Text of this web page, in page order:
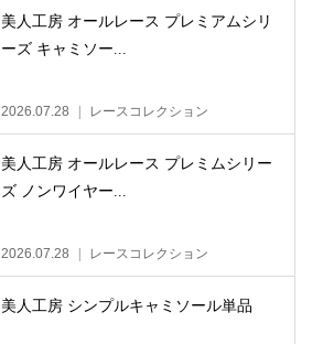
美人工房 オールレース プレミアムシリ
ーズ キャミソー...
2026.07.28 レースコレクション
美人工房 オールレース プレミムシリー
ズ ノンワイヤー...
2026.07.28 レースコレクション
美人工房 シンプルキャミソール単品